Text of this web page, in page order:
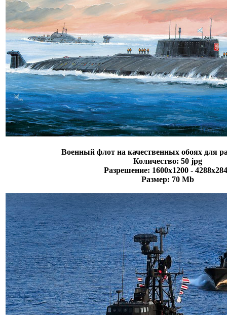
Военный флот на качественных обоях для
Количество: 50 jpg
Разрешение: 1600х1200 -
Размер: 70 Mb